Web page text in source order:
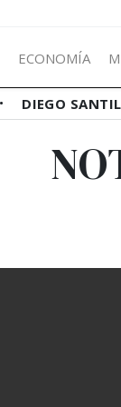
ECONOMÍA
DIEGO